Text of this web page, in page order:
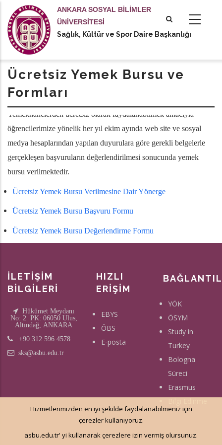
içeriğe
atla
ANKARA SOSYAL BİLİMLER
ÜNİVERSİTESİ
Sağlık, Kültür ve Spor Daire Başkanlığı
actions
Ücretsiz Yemek Bursu ve
Formları
Yemekhanelerden ücretsiz olarak faydalanabilmek amacıyla
öğrencilerimize yönelik her yıl ekim ayında web site ve sosyal
medya hesaplarından yapılan duyurulara göre gerekli belgelerle
gerçekleşen başvuruların değerlendirilmesi sonucunda yemek
bursu verilmektedir.
Ücretsiz Yemek Bursu Verilmesine Dair Yönerge
Ücretsiz Yemek Bursu Başvuru Formu
Ücretsiz Yemek Bursu Değerlendirme Formu
İLETİŞİM
BİLGİLERİ
Hükümet Meydanı
No: 2 PK: 06050 Ulus,
Altındağ, ANKARA
+90 312 596 4578
sks@asbu.edu.tr
HIZLI
ERİŞİM
EBYS
ÖBS
E-posta
YÖK
ÖSYM
Study in
Turkey
Bologna
Süreci
Erasmus
Hizmetlerimizden en iyi şekilde faydalanabilmeniz için
çerezler kullanıyoruz.
asbu.edu.tr' yi kullanarak çerezlere izin vermiş olursunuz.